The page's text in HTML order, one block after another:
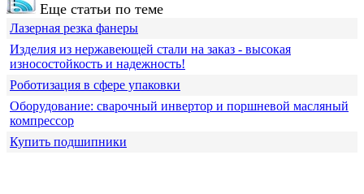
Еще статьи по теме
Лазерная резка фанеры
Изделия из нержавеющей стали на заказ - высокая
износостойкость и надежность!
Роботизация в сфере упаковки
Оборудование: сварочный инвертор и поршневой масляный
компрессор
Купить подшипники